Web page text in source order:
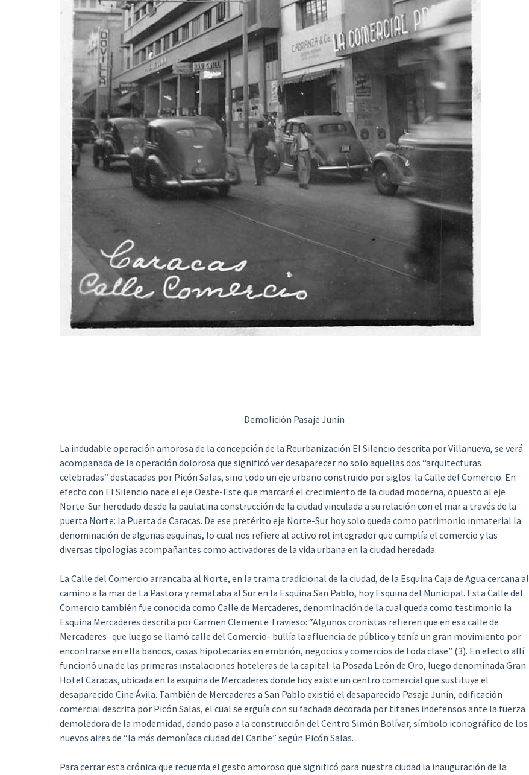
Demolición Pasaje Junín
La indudable operación amorosa de la concepción de la Reurbanización El Silencio descrita por Villanueva, se verá
acompañada de la operación dolorosa que significó ver desaparecer no solo aquellas dos “arquitecturas
celebradas” destacadas por Picón Salas, sino todo un eje urbano construido por siglos: la Calle del Comercio. En
efecto con El Silencio nace el eje Oeste-Este que marcará el crecimiento de la ciudad moderna, opuesto al eje
Norte-Sur heredado desde la paulatina construcción de la ciudad vinculada a su relación con el mar a través de la
puerta Norte: la Puerta de Caracas. De ese pretérito eje Norte-Sur hoy solo queda como patrimonio inmaterial la
denominación de algunas esquinas, lo cual nos refiere al activo rol integrador que cumplía el comercio y las
diversas tipologías acompañantes como activadores de la vida urbana en la ciudad heredada.
La Calle del Comercio arrancaba al Norte, en la trama tradicional de la ciudad, de la Esquina Caja de Agua cercana al
camino a la mar de La Pastora y remataba al Sur en la Esquina San Pablo, hoy Esquina del Municipal. Esta Calle del
Comercio también fue conocida como Calle de Mercaderes, denominación de la cual queda como testimonio la
Esquina Mercaderes descrita por Carmen Clemente Travieso: “Algunos cronistas refieren que en esa calle de
Mercaderes -que luego se llamó calle del Comercio- bullía la afluencia de público y tenía un gran movimiento por
encontrarse en ella bancos, casas hipotecarias en embrión, negocios y comercios de toda clase” (3). En efecto allí
funcionó una de las primeras instalaciones hoteleras de la capital: la Posada León de Oro, luego denominada Gran
Hotel Caracas, ubicada en la esquina de Mercaderes donde hoy existe un centro comercial que sustituye el
desaparecido Cine Ávila. También de Mercaderes a San Pablo existió el desaparecido Pasaje Junín, edificación
comercial descrita por Picón Salas, el cual se erguía con su fachada decorada por titanes indefensos ante la fuerza
demoledora de la modernidad, dando paso a la construcción del Centro Simón Bolívar, símbolo iconográfico de los
nuevos aires de “la más demoníaca ciudad del Caribe” según Picón Salas.
Para cerrar esta crónica que recuerda el gesto amoroso que significó para nuestra ciudad la inauguración de la